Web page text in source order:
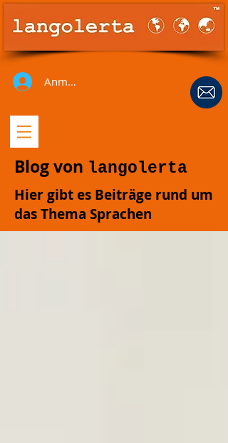
Anmelden
Blog von langolerta
Hier gibt es Beiträge rund um
das Thema Sprachen